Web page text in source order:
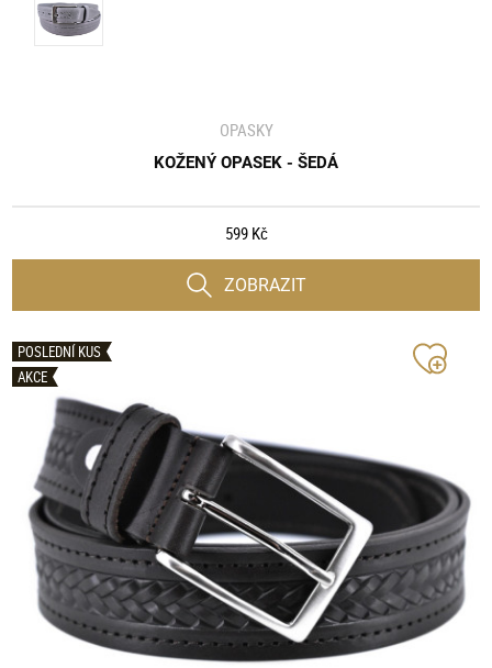
OPASKY
KOŽENÝ OPASEK - ŠEDÁ
599 Kč
ZOBRAZIT
POSLEDNÍ KUS
AKCE